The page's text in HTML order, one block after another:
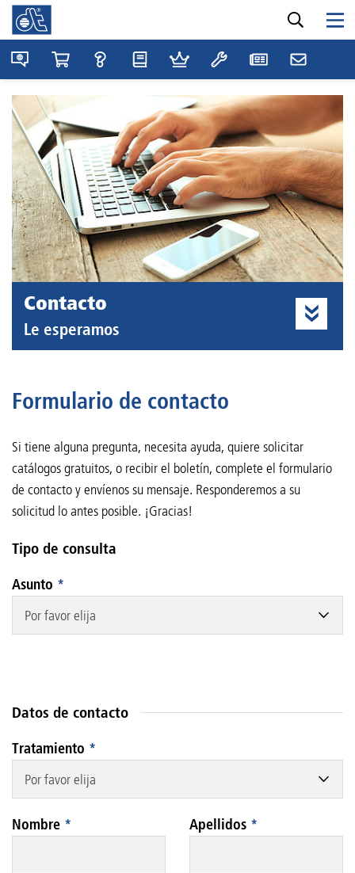
Contacto
Le esperamos
Formulario de contacto
Si tiene alguna pregunta, necesita ayuda, quiere solicitar
catálogos gratuitos, o recibir el boletín, complete el formulario
de contacto y envíenos su mensaje. Responderemos a su
solicitud lo antes posible. ¡Gracias!
Tipo de consulta
Asunto *
Por favor elija
Datos de contacto
Tratamiento *
Por favor elija
Nombre * Apellidos *